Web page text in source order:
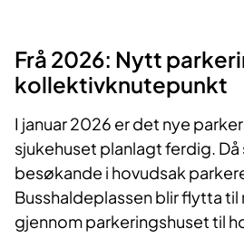
Frå 2026: Nytt
kollektivknutepunkt
I januar 2026 er det nye
sjukehuset planlagt ferdig.
besøkande i hovudsak
Busshaldeplassen blir flytta
gjennom parkeringshuset til